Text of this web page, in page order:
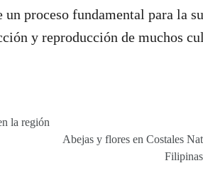
un proceso fundamental para la
y reproducción de muchos
la región
Abejas y flores en Costales